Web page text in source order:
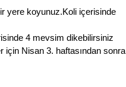
yere koyunuz.Koli içerisinde
4 mevsim dikebilirsiniz
için Nisan 3. haftasından sonra